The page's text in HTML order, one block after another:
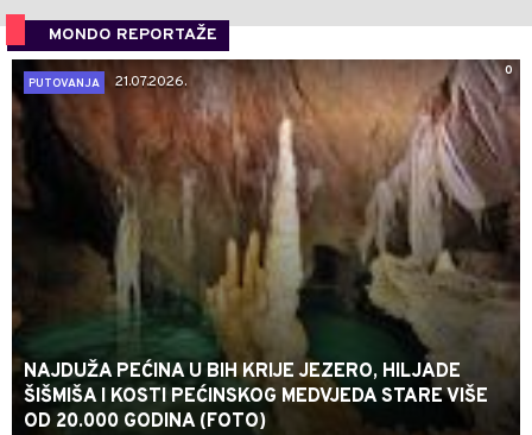
MONDO REPORTAŽE
0
PUTOVANJA
21.07.2026.
NAJDUŽA PEĆINA U BIH KRIJE JEZERO, HILJADE
ŠIŠMIŠA I KOSTI PEĆINSKOG MEDVJEDA STARE VIŠE
OD 20.000 GODINA (FOTO)